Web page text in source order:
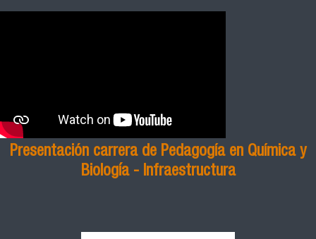
Presentación carrera de Pedagogía en Química y
Biología - Infraestructura